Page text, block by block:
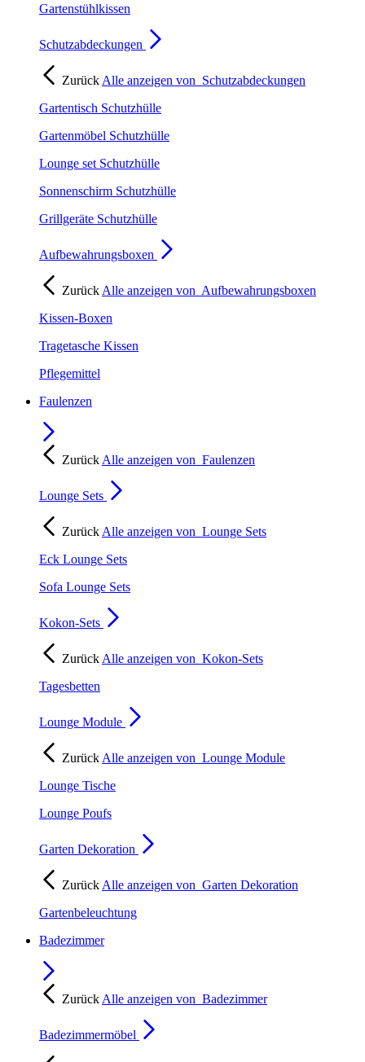
Gartenstühlkissen
Schutzabdeckungen
Zurück Alle anzeigen von Schutzabdeckungen
Gartentisch Schutzhülle
Gartenmöbel Schutzhülle
Lounge set Schutzhülle
Sonnenschirm Schutzhülle
Grillgeräte Schutzhülle
Aufbewahrungsboxen
Zurück Alle anzeigen von Aufbewahrungsboxen
Kissen-Boxen
Tragetasche Kissen
Pflegemittel
Faulenzen
Zurück Alle anzeigen von Faulenzen
Lounge Sets
Zurück Alle anzeigen von Lounge Sets
Eck Lounge Sets
Sofa Lounge Sets
Kokon-Sets
Zurück Alle anzeigen von Kokon-Sets
Tagesbetten
Lounge Module
Zurück Alle anzeigen von Lounge Module
Lounge Tische
Lounge Poufs
Garten Dekoration
Zurück Alle anzeigen von Garten Dekoration
Gartenbeleuchtung
Badezimmer
Zurück Alle anzeigen von Badezimmer
Badezimmermöbel